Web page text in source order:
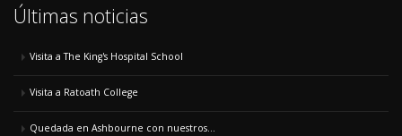
Últimas noticias
Visita a The King's Hospital School
Visita a Ratoath College
Quedada en Ashbourne con nuestros...